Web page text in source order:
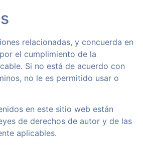
relacionadas, y concuerda en
el cumplimiento de la
Si no está de acuerdo con
no le es permitido usar o
en este sitio web están
de derechos de autor y de las
aplicables.